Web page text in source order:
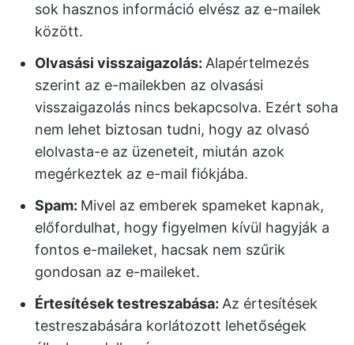
sok hasznos információ elvész az e-mailek
között.
Olvasási visszaigazolás: Alapértelmezés
szerint az e-mailekben az olvasási
visszaigazolás nincs bekapcsolva. Ezért soha
nem lehet biztosan tudni, hogy az olvasó
elolvasta-e az üzeneteit, miután azok
megérkeztek az e-mail fiókjába.
Spam: Mivel az emberek spameket kapnak,
előfordulhat, hogy figyelmen kívül hagyják a
fontos e-maileket, hacsak nem szűrik
gondosan az e-maileket.
Értesítések testreszabása: Az értesítések
testreszabására korlátozott lehetőségek